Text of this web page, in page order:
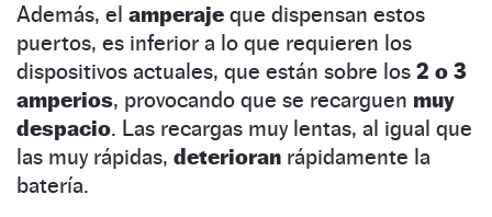
Además, el amperaje que dispensan estos
puertos, es inferior a lo que requieren los
dispositivos actuales, que están sobre los 2 o 3
amperios, provocando que se recarguen muy
despacio. Las recargas muy lentas, al igual que
las muy rápidas, deterioran rápidamente la
batería.